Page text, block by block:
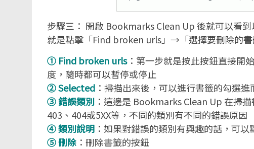
步驟三： 開啟 Bookmarks Clean Up 後就可以看
就是點擊「Find broken urls」→「選擇要刪除的
① Find broken urls：第一步就是按此按鈕直接開
度，隨時都可以暫停或停止
② Selected ：掃描出來後，可以進行書籤的勾選
③ 錯誤類別 ：這邊是 Bookmarks Clean Up 在掃
403、404或5XX等，不同的類別有不同的錯誤原因
④ 類別說明 ：如果對錯誤的類別有興趣的話，可
⑤ 刪除 ：刪除書籤的按鈕